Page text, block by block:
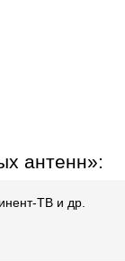
антенн»:
ТВ и др.